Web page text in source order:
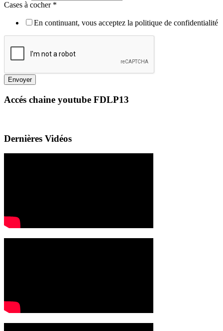
Cases à cocher *
En continuant, vous acceptez la politique de confidentialité
Envoyer
Accés chaine youtube FDLP13
Dernières Vidéos